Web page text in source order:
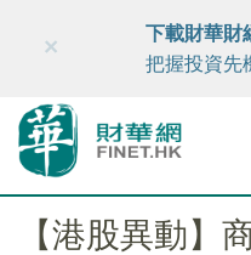
財華智庫網 FINTV
×
下載財華財
把握投資先
【港股異動】